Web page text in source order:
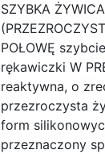
SZYBKA
POŁOWĘ
rękawiczki W
reaktywna, o
przezroczysta
form
przeznaczony